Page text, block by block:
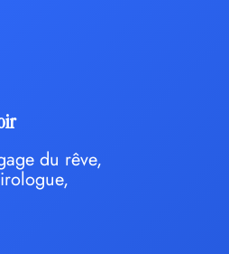
du rêve,